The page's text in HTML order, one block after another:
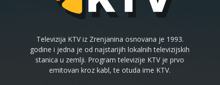
Televizija KTV iz Zrenjanina osnovana je 1993.
godine i jedna je od najstarijih lokalnih televizijskih
stanica u zemlji. Program televizije KTV je prvo
emitovan kroz kabl, te otuda ime KTV.